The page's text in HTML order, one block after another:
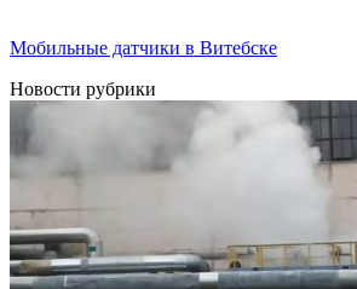
Мобильные датчики в Витебске
Новости рубрики